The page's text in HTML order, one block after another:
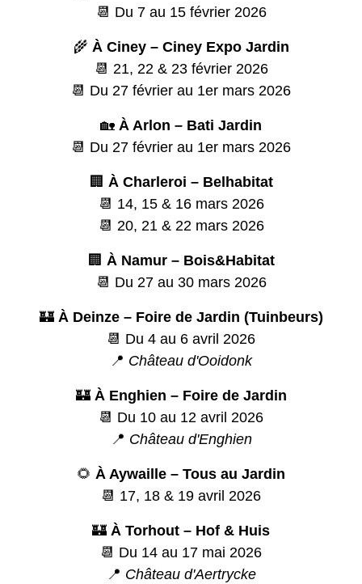
📆 Du 7 au 15 février 2026
🌾 À Ciney – Ciney Expo Jardin
📆 21, 22 & 23 février 2026
📆 Du 27 février au 1er mars 2026
🏡 À Arlon – Bati Jardin
📆 Du 27 février au 1er mars 2026
🏢 À Charleroi – Belhabitat
📆 14, 15 & 16 mars 2026
📆 20, 21 & 22 mars 2026
🏢 À Namur – Bois&Habitat
📆 Du 27 au 30 mars 2026
🏰 À Deinze – Foire de Jardin (Tuinbeurs)
📆 Du 4 au 6 avril 2026
📍 Château d'Ooidonk
🏰 À Enghien – Foire de Jardin
📆 Du 10 au 12 avril 2026
📍 Château d'Enghien
🌻 À Aywaille – Tous au Jardin
📆 17, 18 & 19 avril 2026
🏰 À Torhout – Hof & Huis
📆 Du 14 au 17 mai 2026
📍 Château d'Aertrycke